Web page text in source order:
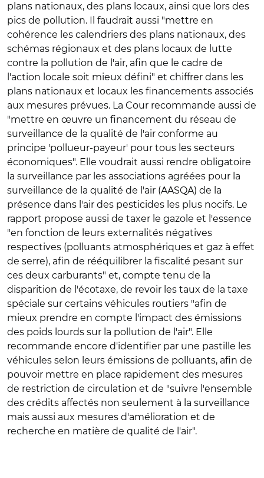
plans nationaux, des plans locaux, ainsi que lors des
pics de pollution. Il faudrait aussi "mettre en
cohérence les calendriers des plans nationaux, des
schémas régionaux et des plans locaux de lutte
contre la pollution de l'air, afin que le cadre de
l'action locale soit mieux défini" et chiffrer dans les
plans nationaux et locaux les financements associés
aux mesures prévues. La Cour recommande aussi de
"mettre en œuvre un financement du réseau de
surveillance de la qualité de l'air conforme au
principe 'pollueur-payeur' pour tous les secteurs
économiques". Elle voudrait aussi rendre obligatoire
la surveillance par les associations agréées pour la
surveillance de la qualité de l'air (AASQA) de la
présence dans l'air des pesticides les plus nocifs. Le
rapport propose aussi de taxer le gazole et l'essence
"en fonction de leurs externalités négatives
respectives (polluants atmosphériques et gaz à effet
de serre), afin de rééquilibrer la fiscalité pesant sur
ces deux carburants" et, compte tenu de la
disparition de l'écotaxe, de revoir les taux de la taxe
spéciale sur certains véhicules routiers "afin de
mieux prendre en compte l'impact des émissions
des poids lourds sur la pollution de l'air". Elle
recommande encore d'identifier par une pastille les
véhicules selon leurs émissions de polluants, afin de
pouvoir mettre en place rapidement des mesures
de restriction de circulation et de "suivre l'ensemble
des crédits affectés non seulement à la surveillance
mais aussi aux mesures d'amélioration et de
recherche en matière de qualité de l'air".